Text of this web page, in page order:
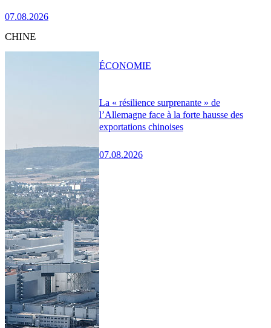
07.08.2026
CHINE
La « résilience surprenante » de
l’Allemagne face à la forte hausse des
exportations chinoises
07.08.2026
ÉCONOMIE